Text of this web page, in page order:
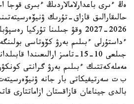
ەڭ ءىرى باعدارلامالاردىڭ ءبىرى قوجا
حالىقارالىق قازاق-تۇرىك
جىلعى 10-15-تامىز ارالىعىندا
مەملەكەتتىك ءبىلىم بەرۋ گرانتى
ب ت سەرتيفيكاتى بار جانە
بالدى جيناعان قازاقستان ازاماتتارى